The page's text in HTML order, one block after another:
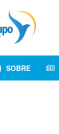
SOBRE